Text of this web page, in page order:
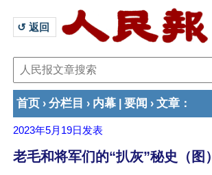
↺ 返回
首页 › 分栏目 › 内幕 要闻 › 文章 ：
2023年5月19日 发表
老毛和将军们的“扒灰”秘史（图）